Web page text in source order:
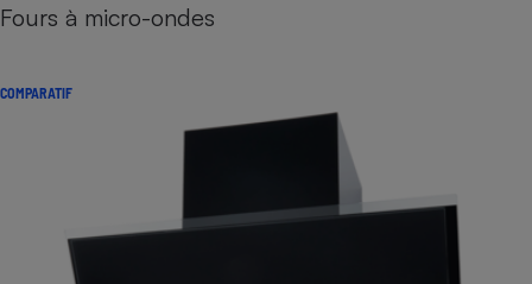
Fours à micro-ondes
COMPARATIF